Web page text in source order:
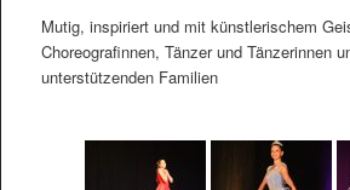
Mutig, inspiriert und mit künstlerischem
Choreografinnen, Tänzer und Tänzerinnen
unterstützenden Familien